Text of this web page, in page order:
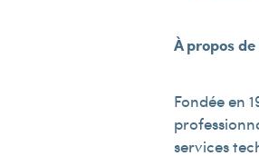
À propos de
Fondée en
services